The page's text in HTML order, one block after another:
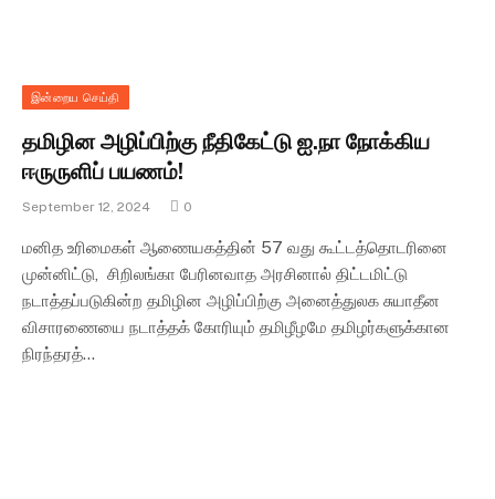
இன்றைய செய்தி
தமிழின அழிப்பிற்கு நீதிகேட்டு ஐ.நா நோக்கிய
ஈருருளிப் பயணம்!
September 12, 2024 0
மனித உரிமைகள் ஆணையகத்தின் 57 வது கூட்டத்தொடரினை
முன்னிட்டு, சிறிலங்கா பேரினவாத அரசினால் திட்டமிட்டு
நடாத்தப்படுகின்ற தமிழின அழிப்பிற்கு அனைத்துலக சுயாதீன
விசாரணையை நடாத்தக் கோரியும் தமிழீழமே தமிழர்களுக்கான
நிரந்தரத்…